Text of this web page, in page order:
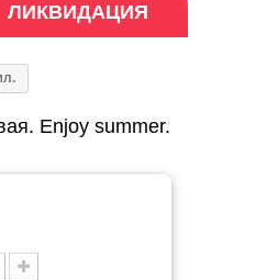
ЛИКВИДАЦИЯ
Enjoy summer.